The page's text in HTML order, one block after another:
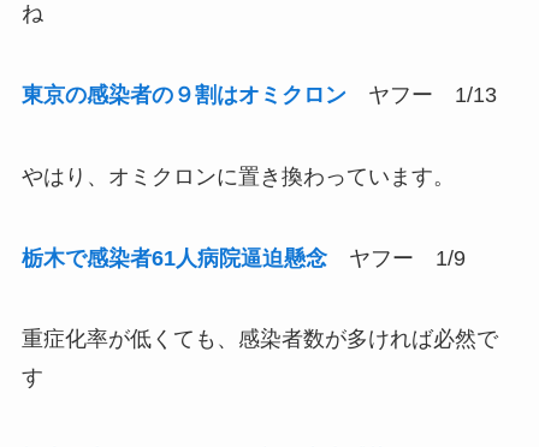
ね
東京の感染者の９割はオミクロンヤフー 1/13
やはり、オミクロンに置き換わっています。
栃木で感染者61人病院逼迫懸念ヤフー 1/9
重症化率が低くても、感染者数が多ければ必然で
す